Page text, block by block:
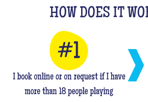
HOW DOES IT
I book online or on request if I have
more than 18 people playing